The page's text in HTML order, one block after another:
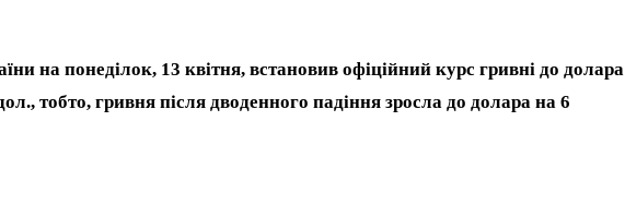
на понеділок, 13 квітня, встановив офіційний курс гривні до долара
тобто, гривня після дводенного падіння зросла до долара на 6